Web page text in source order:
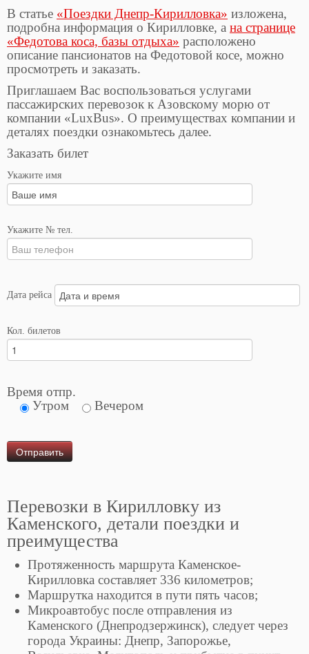
В статье «Поездки Днепр-Кирилловка» изложена,
подробна информация о Кирилловке, а на странице
«Федотова коса, базы отдыха» расположено
описание пансионатов на Федотовой косе, можно
просмотреть и заказать.
Приглашаем Вас воспользоваться услугами
пассажирских перевозок к Азовcкому морю от
компании «LuxBus». О преимуществах компании и
деталях поездки ознакомьтесь далее.
Заказать билет
Укажите имя
Укажите № тел.
Дата рейса
Кол. билетов
Время отпр.
Утром
Вечером
Перевозки в Кирилловку из
Каменского, детали поездки и
преимущества
Протяженность маршрута Каменское-
Кирилловка составляет 336 километров;
Маршрутка находится в пути пять часов;
Микроавтобус после отправления из
Каменского (Днепродзержинск), следует через
города Украины: Днепр, Запорожье,